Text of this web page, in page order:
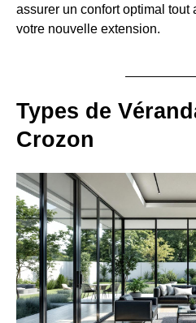
assurer un confort optimal
votre nouvelle extension.
Types de
Crozon